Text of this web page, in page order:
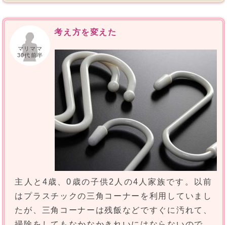
マリママ
30代前半
考え方を変えた
主人と4歳、0歳の子供2人の4人家族です。以前
はプラスチックの三角コーナーを利用していまし
たが、三角コーナーは残飯などですぐに汚れて、